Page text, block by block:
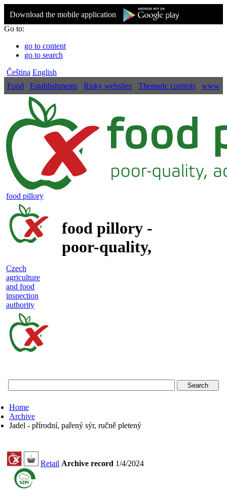
Download the mobile application
Go to:
go to content
go to search
Čeština English
Food
Establishments Risky websites Thematic controls www
food pillory
food pillory -
poor-quality,
Czech
agriculture
and food
inspection
authority
food
authority
Home
Archive
Jadel - přírodní, pařený sýr, ručně pletený
Retail Archive record 1/4/2024